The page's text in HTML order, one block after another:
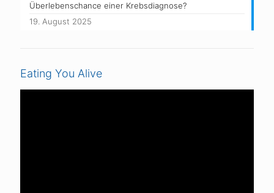
Überlebenschance einer Krebsdiagnose?
19. August 2025
Eating You Alive